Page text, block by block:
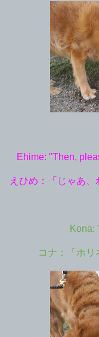
Ehime: "Then,
えひめ：「じゃあ
Kona:
コナ：「ホリ